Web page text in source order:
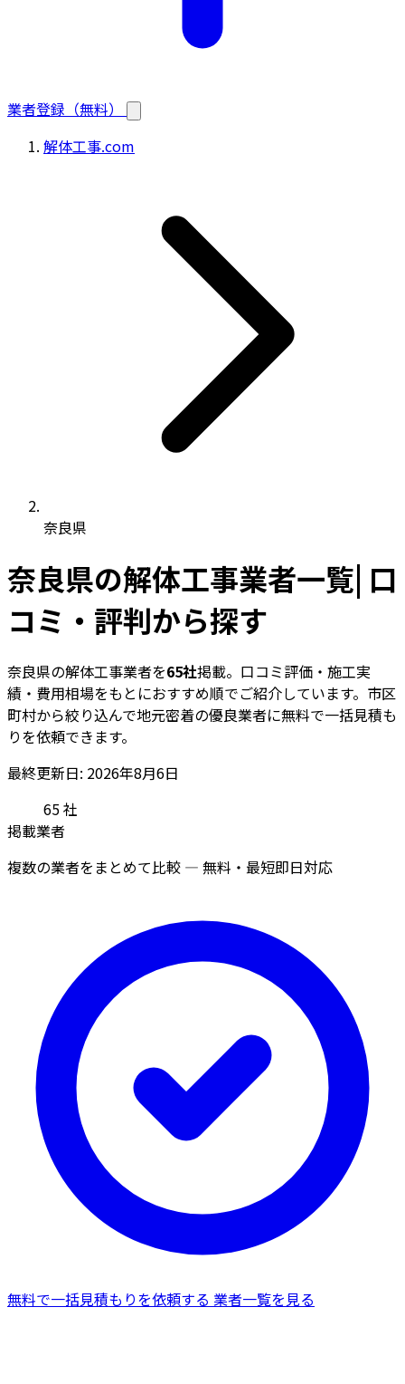
業者登録（無料）
解体工事.com
奈良県
奈良県の解体工事業者一覧| 口
コミ・評判から探す
奈良県の解体工事業者を65社掲載。口コミ評価・施工実
績・費用相場をもとにおすすめ順でご紹介しています。市区
町村から絞り込んで地元密着の優良業者に無料で一括見積も
りを依頼できます。
最終更新日: 2026年8月6日
65社
掲載業者
複数の業者をまとめて比較 — 無料・最短即日対応
無料で一括見積もりを依頼する 業者一覧を見る